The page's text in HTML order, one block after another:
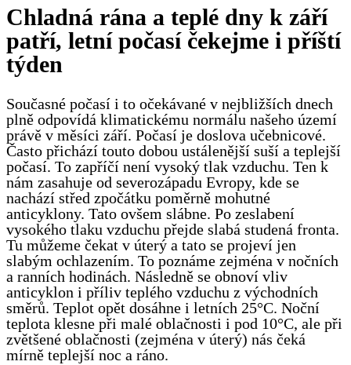
Chladná rána a teplé dny k září
patří, letní počasí čekejme i příští
týden
Současné počasí i to očekávané v nejbližších dnech
plně odpovídá klimatickému normálu našeho území
právě v měsíci září. Počasí je doslova učebnicové.
Často přichází touto dobou ustálenější suší a teplejší
počasí. To zapříčí není vysoký tlak vzduchu. Ten k
nám zasahuje od severozápadu Evropy, kde se
nachází střed zpočátku poměrně mohutné
anticyklony. Tato ovšem slábne. Po zeslabení
vysokého tlaku vzduchu přejde slabá studená fronta.
Tu můžeme čekat v úterý a tato se projeví jen
slabým ochlazením. To poznáme zejména v nočních
a ranních hodinách. Následně se obnoví vliv
anticyklon i příliv teplého vzduchu z východních
směrů. Teplot opět dosáhne i letních 25°C. Noční
teplota klesne při malé oblačnosti i pod 10°C, ale při
zvětšené oblačnosti (zejména v úterý) nás čeká
mírně teplejší noc a ráno.